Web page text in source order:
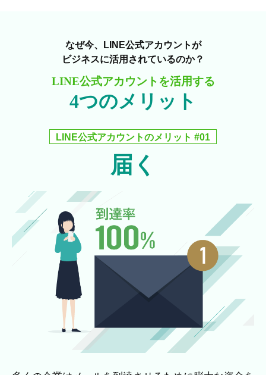
なぜ今、LINE公式アカウントが
ビジネスに活用されているのか？
LINE公式アカウントを活用する
4つのメリット
LINE公式アカウントのメリット #01
届く